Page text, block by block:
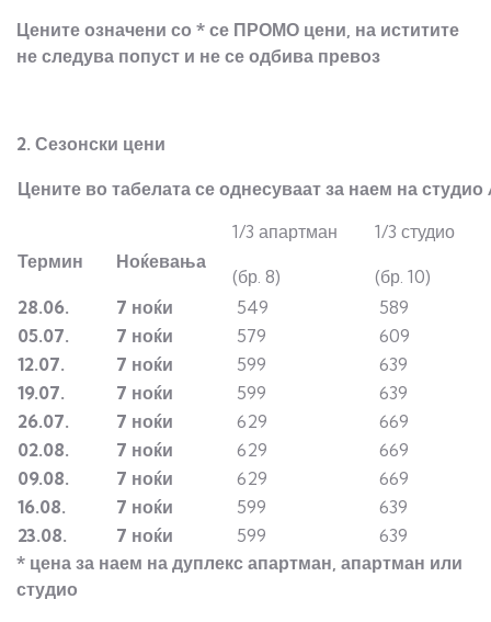
Цените означени со * се ПРОМО цени, на иститите
не следува попуст и не се одбива превоз
2. Сезонски цени
Цените во табелата се однесуваат за наем на
Термин Ноќевања
1/3 апартман 1/3 студио
(бр. 8)
(бр. 10)
28.06.
7 ноќи 549
589
05.07.
7 ноќи 579
609
12.07.
7 ноќи 599
639
19.07.
7 ноќи 599
639
26.07.
7 ноќи 629
669
02.08.
7 ноќи 629
669
09.08.
7 ноќи 629
669
16.08.
7 ноќи 599
639
23.08.
7 ноќи 599
639
* цена за наем на дуплекс апартман, апартман или
студио